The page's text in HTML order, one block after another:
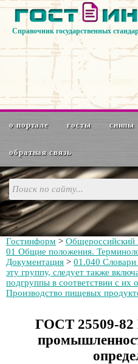
Справочник государственных
о портале госты снипы
обратная связь
Гостинформ > Общероссийский
01 Общие положения.
Документация > 01.040
эту группу, следует также
подгруппы в соответствии с их
Производство пищевых
ГОСТ 25509-82